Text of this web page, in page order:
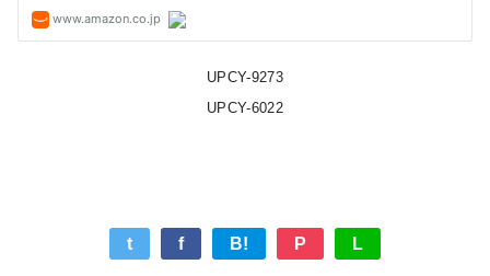
UPCY-9273
UPCY-6022
t f B! P L